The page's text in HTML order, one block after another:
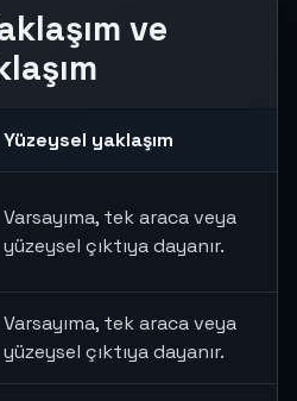
ve
Yüzeysel yaklaşım
Varsayıma, tek araca veya
yüzeysel çıktıya dayanır.
Varsayıma, tek araca veya
yüzeysel çıktıya dayanır.